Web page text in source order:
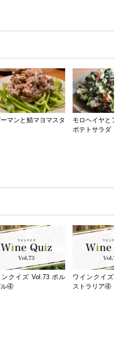
マンと鯖マヨマスタ
モロヘイヤと
ポテトサラダ
ンクイズ Vol.73 ポル
ル④
ワインクイズ
ストラリア④